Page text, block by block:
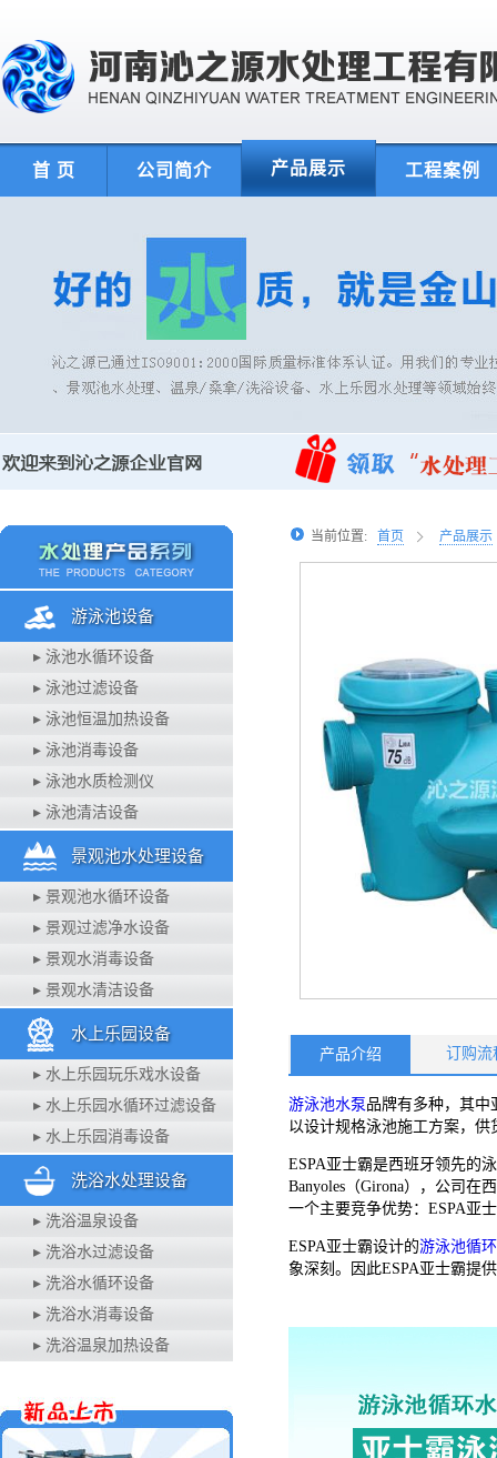
首 页 公司简介 产品展示 工程案例
游泳池设备
▸ 泳池水循环设备
▸ 泳池过滤设备
▸ 泳池恒温加热设备
▸ 泳池消毒设备
▸ 泳池水质检测仪
▸ 泳池清洁设备
景观池水处理设备
▸ 景观池水循环设备
▸ 景观过滤净水设备
▸ 景观水消毒设备
▸ 景观水清洁设备
水上乐园设备
▸ 水上乐园玩乐戏水设备
▸ 水上乐园水循环过滤设备
▸ 水上乐园消毒设备
洗浴水处理设备
▸ 洗浴温泉设备
▸ 洗浴水过滤设备
▸ 洗浴水循环设备
▸ 洗浴水消毒设备
▸ 洗浴温泉加热设备
当前位置: 首页 产品展示
产品介绍 订购流
游泳池水泵 品牌有多种，其中
以设计规格泳池施工方案，
ESPA亚士霸是西班牙领先的
Banyoles（Girona），公司
一个主要竞争优势：ESPA亚
ESPA亚士霸设计的游泳池循
象深刻。因此ESPA亚士霸提